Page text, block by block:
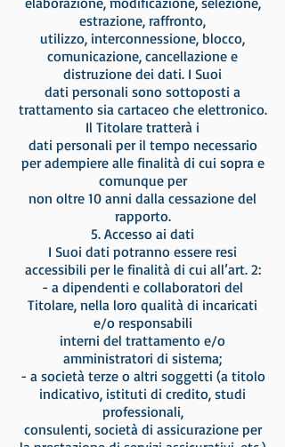
estrazione, raffronto,
utilizzo, interconnessione, blocco,
comunicazione, cancellazione e
distruzione dei dati. I Suoi
dati personali sono sottoposti a
trattamento sia cartaceo che elettronico.
Il Titolare tratterà i
dati personali per il tempo necessario
per adempiere alle finalità di cui sopra e
comunque per
non oltre 10 anni dalla cessazione del
rapporto.
5. Accesso ai dati
I Suoi dati potranno essere resi
accessibili per le finalità di cui all’art. 2:
- a dipendenti e collaboratori del
Titolare, nella loro qualità di incaricati
e/o responsabili
interni del trattamento e/o
amministratori di sistema;
- a società terze o altri soggetti (a titolo
indicativo, istituti di credito, studi
professionali,
consulenti, società di assicurazione per